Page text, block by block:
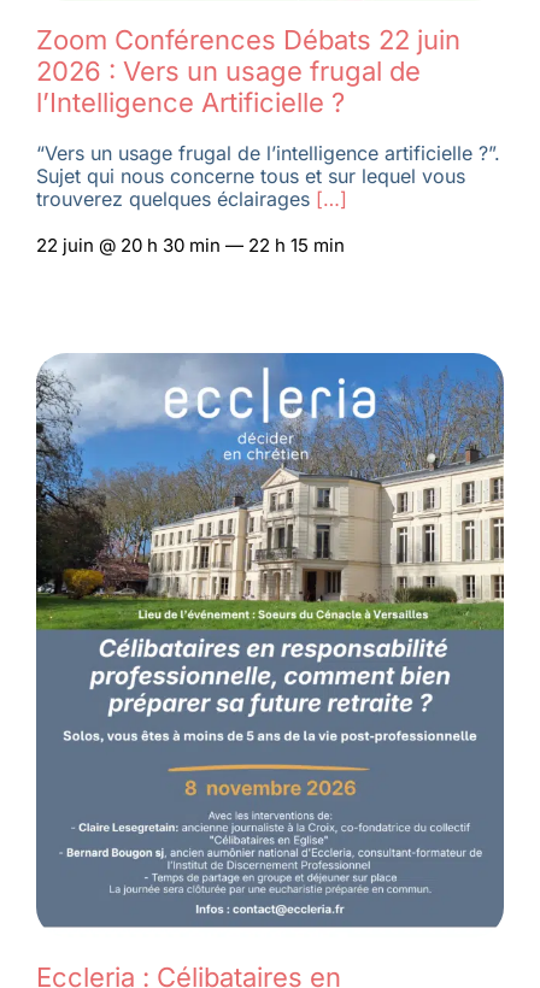
Zoom Conférences Débats 22 juin
2026 : Vers un usage frugal de
l’Intelligence Artificielle ?
“Vers un usage frugal de l’intelligence artificielle ?”.
Sujet qui nous concerne tous et sur lequel vous
trouverez quelques éclairages[…]
22 juin @ 20 h 30 min — 22 h 15 min
Eccleria : Célibataires en